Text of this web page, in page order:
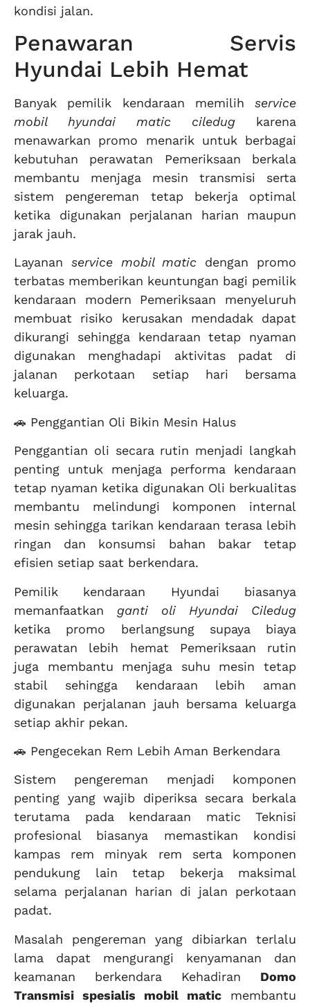
kondisi jalan.
Penawaran Servis
Hyundai Lebih Hemat
Banyak pemilik kendaraan memilih service
mobil hyundai matic ciledug karena
menawarkan promo menarik untuk berbagai
kebutuhan perawatan Pemeriksaan berkala
membantu menjaga mesin transmisi serta
sistem pengereman tetap bekerja optimal
ketika digunakan perjalanan harian maupun
jarak jauh.
Layanan service mobil matic dengan promo
terbatas memberikan keuntungan bagi pemilik
kendaraan modern Pemeriksaan menyeluruh
membuat risiko kerusakan mendadak dapat
dikurangi sehingga kendaraan tetap nyaman
digunakan menghadapi aktivitas padat di
jalanan perkotaan setiap hari bersama
keluarga.
🚗 Penggantian Oli Bikin Mesin Halus
Penggantian oli secara rutin menjadi langkah
penting untuk menjaga performa kendaraan
tetap nyaman ketika digunakan Oli berkualitas
membantu melindungi komponen internal
mesin sehingga tarikan kendaraan terasa lebih
ringan dan konsumsi bahan bakar tetap
efisien setiap saat berkendara.
Pemilik kendaraan Hyundai biasanya
memanfaatkan ganti oli Hyundai Ciledug
ketika promo berlangsung supaya biaya
perawatan lebih hemat Pemeriksaan rutin
juga membantu menjaga suhu mesin tetap
stabil sehingga kendaraan lebih aman
digunakan perjalanan jauh bersama keluarga
setiap akhir pekan.
🚗 Pengecekan Rem Lebih Aman Berkendara
Sistem pengereman menjadi komponen
penting yang wajib diperiksa secara berkala
terutama pada kendaraan matic Teknisi
profesional biasanya memastikan kondisi
kampas rem minyak rem serta komponen
pendukung lain tetap bekerja maksimal
selama perjalanan harian di jalan perkotaan
padat.
Masalah pengereman yang dibiarkan terlalu
lama dapat mengurangi kenyamanan dan
keamanan berkendara Kehadiran Domo
Transmisi spesialis mobil matic membantu